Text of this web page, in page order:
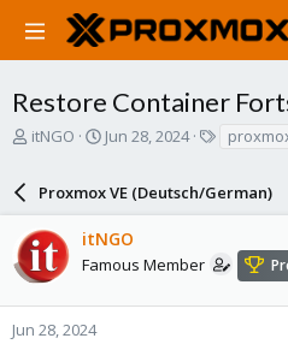
Restore Container
T
a
d
s
t
a
r
itNGO
S
r
t
d
a
e
Jun 28, 2024
s
Proxmox VE (Deutsch/German)
itNGO
Famous Member
Jun 28, 2024